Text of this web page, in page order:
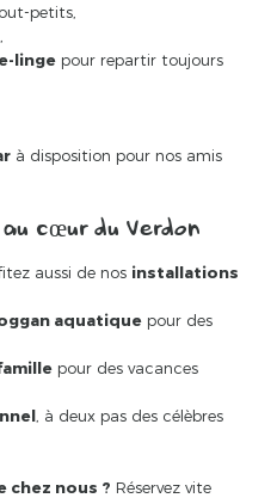
petits,
,
linge pour repartir toujours
à disposition pour nos amis
cœur du Verdon
aussi de nos installations
aquatique pour des
pour des vacances
, à deux pas des célèbres
chez nous ? Réservez vite